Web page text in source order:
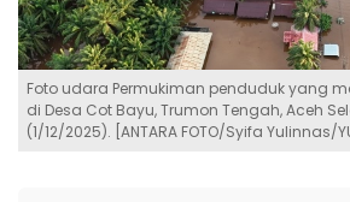
Foto udara Permukiman penduduk yang
di Desa Cot Bayu, Trumon Tengah, Aceh
(1/12/2025). [ANTARA FOTO/Syifa Yulinnas/